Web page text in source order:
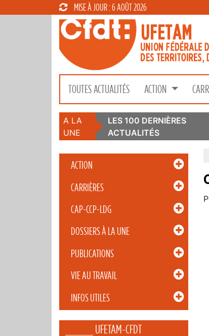
MISE À JOUR : 6 AOÛT 2026
TOUTES ACTUALITÉS ACTION
A LA
UNE
LES 100 DERNIÈRES
ACTUALITÉS
ACTION
CARRIÈRES
CAP-CCP-LDG
DOSSIERS À LA UNE
PUBLICATIONS
VIE AU TRAVAIL
INFOS UTILES
_____ UFETAM-CFDT